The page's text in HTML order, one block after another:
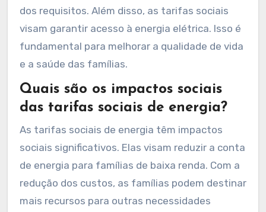
dos requisitos. Além disso, as tarifas sociais
visam garantir acesso à energia elétrica. Isso é
fundamental para melhorar a qualidade de vida
e a saúde das famílias.
Quais são os impactos sociais
das tarifas sociais de energia?
As tarifas sociais de energia têm impactos
sociais significativos. Elas visam reduzir a conta
de energia para famílias de baixa renda. Com a
redução dos custos, as famílias podem destinar
mais recursos para outras necessidades